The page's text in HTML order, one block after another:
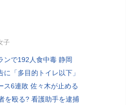
子
ンで192人食中毒 静岡
に「多目的トイレ以下」
ス6連敗 佐々木が止める
を殴る? 看護助手を逮捕